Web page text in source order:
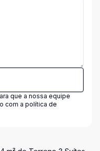
que a nossa equipe
com a política de